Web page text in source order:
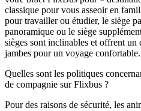
classique pour vous asseoir en
pour travailler ou étudier, le siège
panoramique ou le siège
sièges sont inclinables et offrent un
jambes pour un voyage confortable.
Quelles sont les politiques
de compagnie sur Flixbus ?
Pour des raisons de sécurité, les